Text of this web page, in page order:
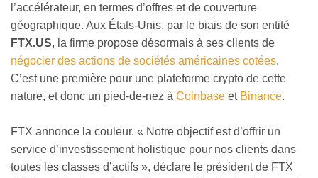
l’accélérateur, en termes d’offres et de couverture
géographique. Aux États-Unis, par le biais de son entité
FTX.US, la firme propose désormais à ses clients de
négocier des actions de sociétés américaines cotées.
C’est une première pour une plateforme crypto de cette
nature, et donc un pied-de-nez à Coinbase et Binance.
FTX annonce la couleur. « Notre objectif est d’offrir un
service d’investissement holistique pour nos clients dans
toutes les classes d’actifs », déclare le président de FTX